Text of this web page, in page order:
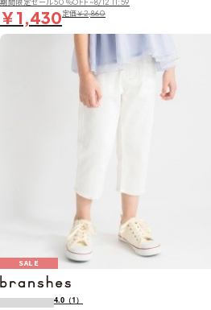
期間限定セール50％OFF~8/12 11:59
￥1,430定価￥2,860
SALE
4.0 （1）